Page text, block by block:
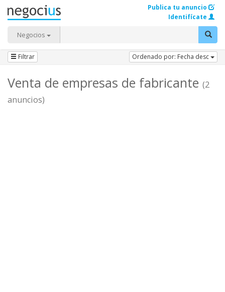
Negocios
Publica tu anuncio
Identifícate
Filtrar Ordenado por: Fecha desc
Venta de empresas de fabricante (2
anuncios)